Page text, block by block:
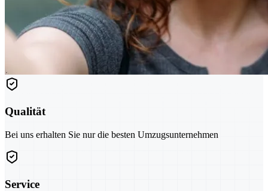
Qualität
Bei uns erhalten Sie nur die besten Umzugsunternehmen
Service